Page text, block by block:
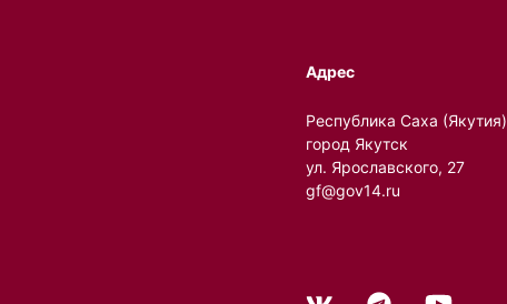
Адрес
Республика Саха (Якутия)
город Якутск
ул. Ярославского, 27
gf@gov14.ru